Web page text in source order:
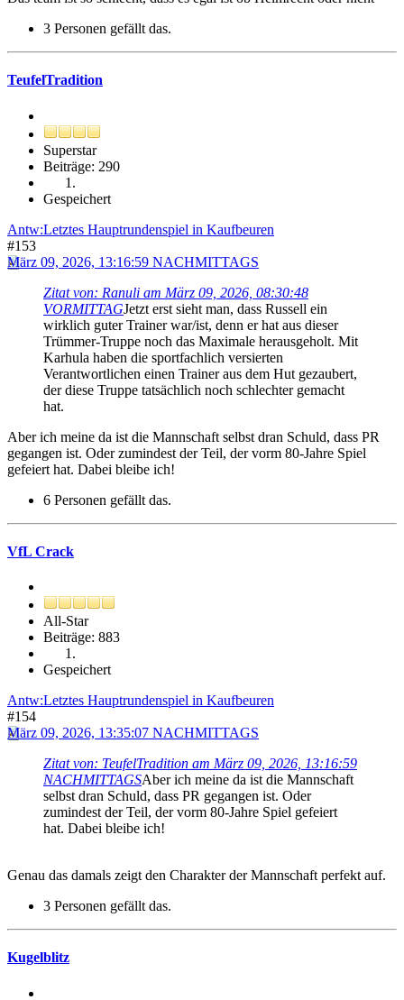
3 Personen gefällt das.
TeufelTradition
Superstar
Beiträge: 290
Gespeichert
Antw:Letztes Hauptrundenspiel in Kaufbeuren
#153
März 09, 2026, 13:16:59 NACHMITTAGS
Zitat von: Ranuli am März 09, 2026, 08:30:48
VORMITTAGJetzt erst sieht man, dass Russell ein
wirklich guter Trainer war/ist, denn er hat aus dieser
Trümmer-Truppe noch das Maximale herausgeholt. Mit
Karhula haben die sportfachlich versierten
Verantwortlichen einen Trainer aus dem Hut gezaubert,
der diese Truppe tatsächlich noch schlechter gemacht
hat.
Aber ich meine da ist die Mannschaft selbst dran Schuld, dass PR
gegangen ist. Oder zumindest der Teil, der vorm 80-Jahre Spiel
gefeiert hat. Dabei bleibe ich!
6 Personen gefällt das.
VfL Crack
All-Star
Beiträge: 883
Gespeichert
Antw:Letztes Hauptrundenspiel in Kaufbeuren
#154
März 09, 2026, 13:35:07 NACHMITTAGS
Zitat von: TeufelTradition am März 09, 2026, 13:16:59
NACHMITTAGSAber ich meine da ist die Mannschaft
selbst dran Schuld, dass PR gegangen ist. Oder
zumindest der Teil, der vorm 80-Jahre Spiel gefeiert
hat. Dabei bleibe ich!
Genau das damals zeigt den Charakter der Mannschaft perfekt auf.
3 Personen gefällt das.
Kugelblitz